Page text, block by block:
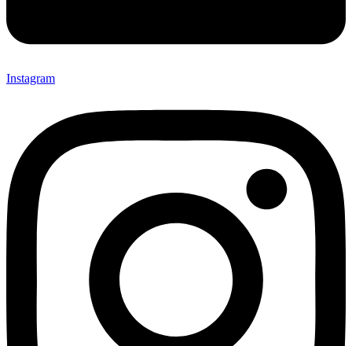
Instagram